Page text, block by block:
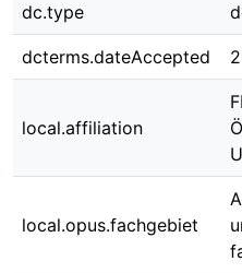
dc.type
dcterms.dateAccepted
local.affiliation
local.opus.fachgebiet